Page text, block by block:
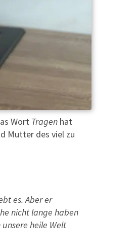
Wort Tragen hat
Mutter des viel zu
es. Aber er
nicht lange haben
heile Welt